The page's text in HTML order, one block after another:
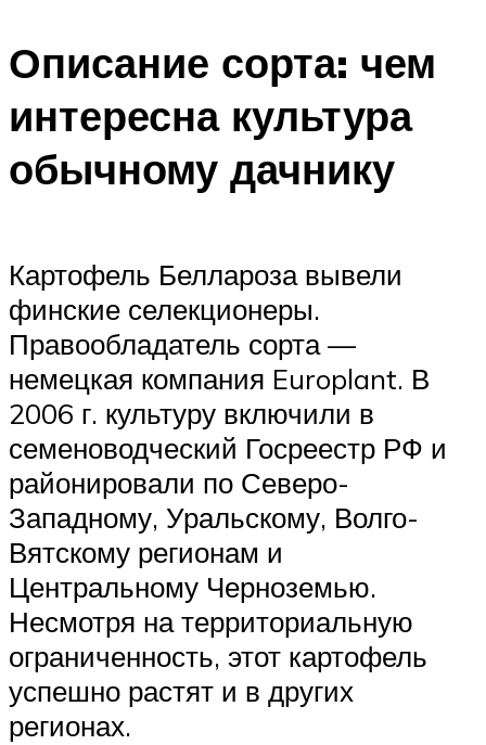
Описание сорта: чем
интересна культура
обычному дачнику
Картофель Беллароза вывели
финские селекционеры.
Правообладатель сорта —
немецкая компания Europlant. В
2006 г. культуру включили в
семеноводческий Госреестр РФ и
районировали по Северо-
Западному, Уральскому, Волго-
Вятскому регионам и
Центральному Черноземью.
Несмотря на территориальную
ограниченность, этот картофель
успешно растят и в других
регионах.